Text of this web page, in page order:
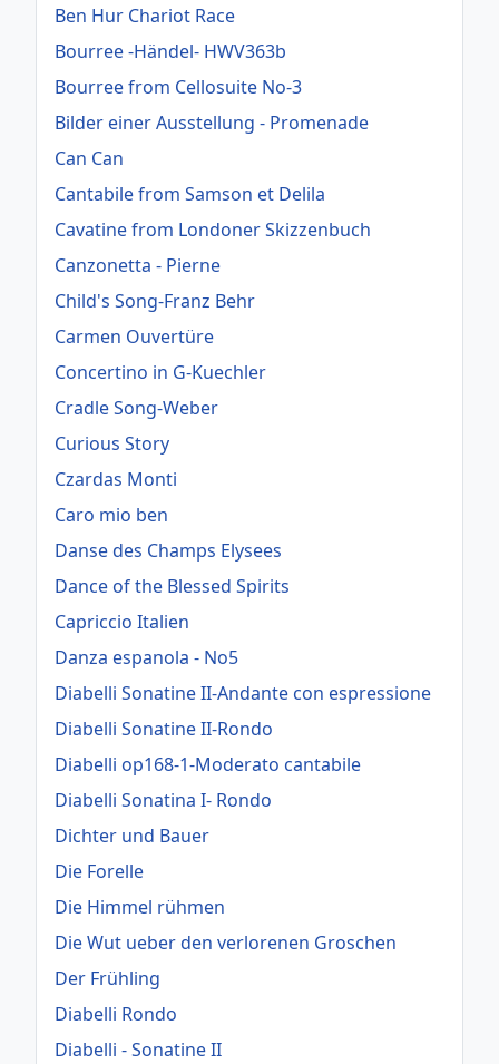
Ben Hur Chariot Race
Bourree -Händel- HWV363b
Bourree from Cellosuite No-3
Bilder einer Ausstellung - Promenade
Can Can
Cantabile from Samson et Delila
Cavatine from Londoner Skizzenbuch
Canzonetta - Pierne
Child's Song-Franz Behr
Carmen Ouvertüre
Concertino in G-Kuechler
Cradle Song-Weber
Curious Story
Czardas Monti
Caro mio ben
Danse des Champs Elysees
Dance of the Blessed Spirits
Capriccio Italien
Danza espanola - No5
Diabelli Sonatine II-Andante con espressione
Diabelli Sonatine II-Rondo
Diabelli op168-1-Moderato cantabile
Diabelli Sonatina I- Rondo
Dichter und Bauer
Die Forelle
Die Himmel rühmen
Die Wut ueber den verlorenen Groschen
Der Frühling
Diabelli Rondo
Diabelli - Sonatine II